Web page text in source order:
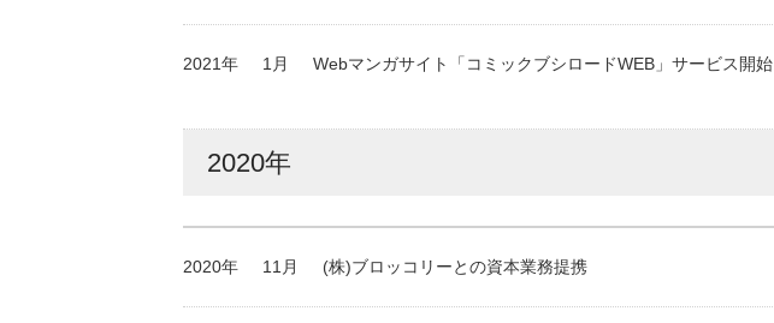
2021年 1月 Webマンガサイト「コミックブシロードWEB」サービス開始
2020年
2020年 11月 (株)ブロッコリーとの資本業務提携